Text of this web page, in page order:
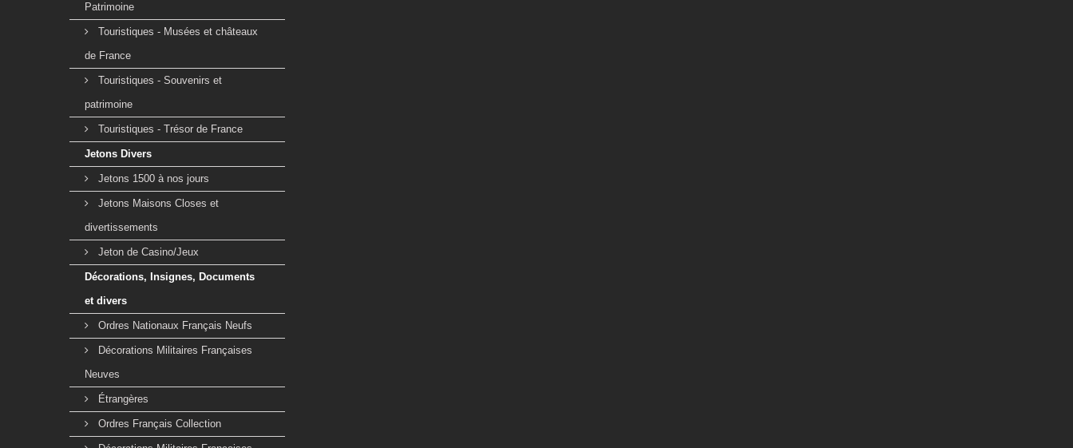
Patrimoine
Touristiques - Musées et châteaux
de France
Touristiques - Souvenirs et
patrimoine
Touristiques - Trésor de France
Jetons Divers
Jetons 1500 à nos jours
Jetons Maisons Closes et
divertissements
Jeton de Casino/Jeux
Décorations, Insignes, Documents
et divers
Ordres Nationaux Français Neufs
Décorations Militaires Françaises
Neuves
Étrangères
Ordres Français Collection